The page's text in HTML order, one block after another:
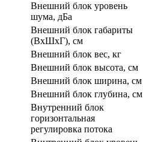
Внешний блок уровень
шума, дБа
Внешний блок габариты
(ВхШхГ), см
Внешний блок вес, кг
Внешний блок высота, см
Внешний блок ширина, см
Внешний блок глубина, см
Внутренний блок
горизонтальная
регулировка потока